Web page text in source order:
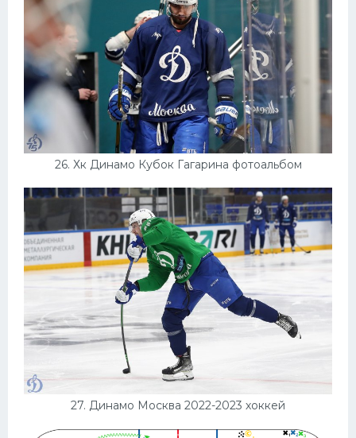
26. Хк Динамо Кубок Гагарина фотоальбом
27. Динамо Москва 2022-2023 хоккей